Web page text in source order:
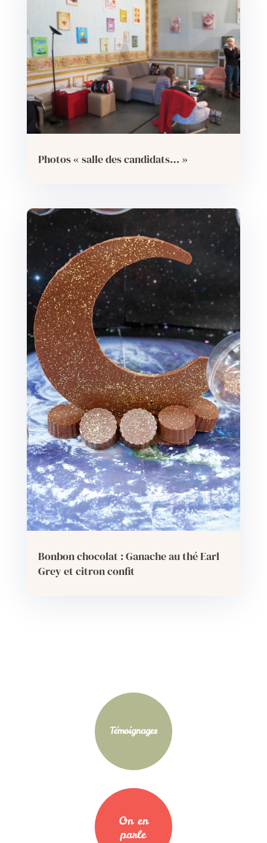
Photos « salle des candidats… »
Bonbon chocolat : Ganache au thé Earl
Grey et citron confit
Témoignages
On en
parle